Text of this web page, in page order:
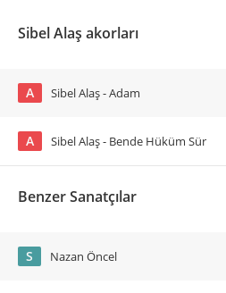
Sibel Alaş akorları
A Sibel Alaş - Adam
A Sibel Alaş - Bende Hüküm Sür
Benzer Sanatçılar
S Nazan Öncel